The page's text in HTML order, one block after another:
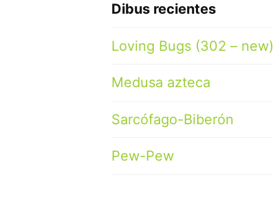
Dibus recientes
Loving Bugs (302 – new)
Medusa azteca
Sarcófago-Biberón
Pew-Pew